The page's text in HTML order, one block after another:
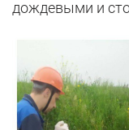
дождевыми и